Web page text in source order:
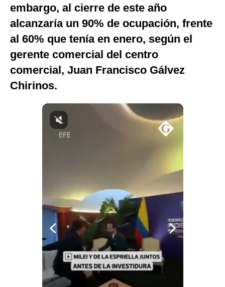
G de Gestión
Podcast
Gestión TV
Videos
Condiciones
Privacidad
embargo, al cierre de este año
alcanzaría un 90% de ocupación, frente
al 60% que tenía en enero, según el
gerente comercial del centro
comercial, Juan Francisco Gálvez
Chirinos.